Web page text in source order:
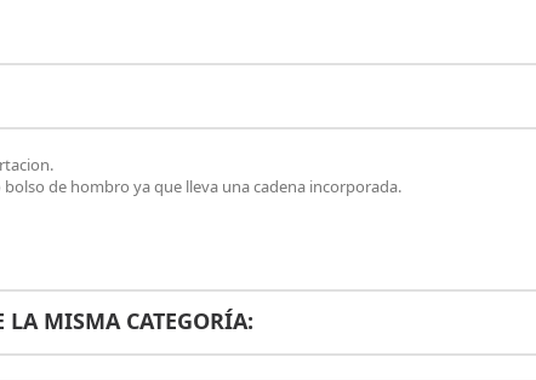
de hombro ya que lleva una cadena incorporada.
LA MISMA CATEGORÍA: